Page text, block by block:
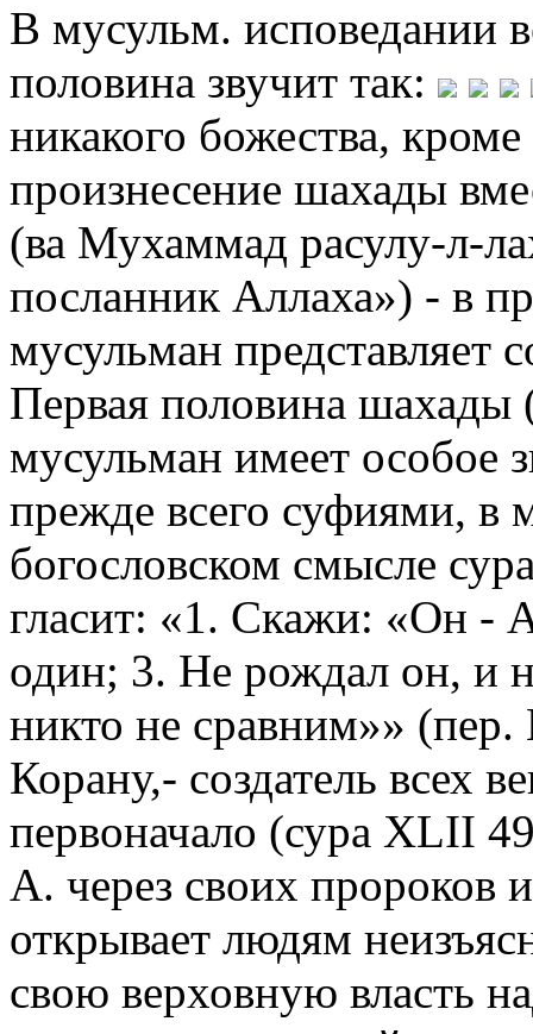
В мусульм. исповедании
половина звучит так:
никакого божества,
произнесение шахады
(ва Мухаммад расулу-л-
посланник Аллаха») - в
мусульман представляет
Первая половина шахады
мусульман имеет особое
прежде всего суфиями, в
богословском смысле
гласит: «1. Скажи: «Он -
один; 3. Не рождал он, и
никто не сравним»»
Корану,- создатель всех
первоначало (сура XLII
А. через своих пророков
открывает людям
свою верховную власть